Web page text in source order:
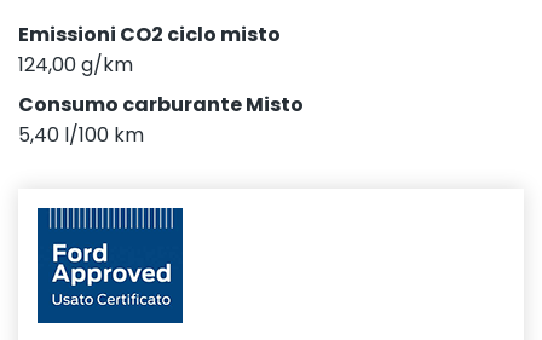
Emissioni CO2 ciclo misto
124,00 g/km
Consumo carburante Misto
5,40 l/100 km